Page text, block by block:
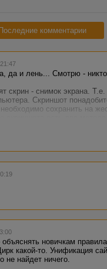
Последние комментарии
да и лень... Смотрю -
скрин - снимок экрана.
Скриншот
сохранить на
кнопку "PrScr", что
клавиатуры. На
этом учтите, что сайт,
(полностью откройте
в буфер. Учтите, что
Т.е. если у вас открыты
активного окна - нажмите
Наш скриншот готов!
наш снимок
документа укажите его
случае получится
новичкам
какой-то. Унификация
не найдет ничего.